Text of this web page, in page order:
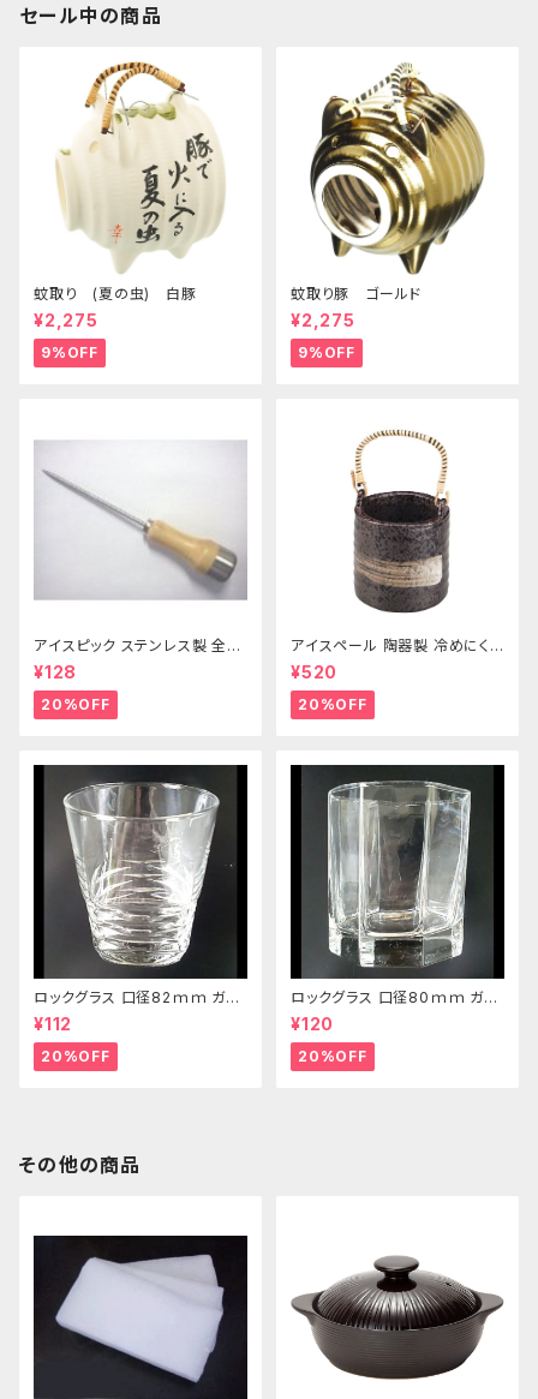
セール中の商品
蚊取り (夏の虫) 白豚
¥2,275
9%OFF
蚊取り豚 ゴールド
¥2,275
9%OFF
アイスピック ステンレス製 全長
215ｍｍ
¥128
20%OFF
アイスペール 陶器製 冷めにくい
二重構造 860ml
¥520
20%OFF
ロックグラス 口径82ｍｍ ガラ
ス製 250cc
¥112
20%OFF
ロックグラス 口径80ｍｍ ガラ
ス製 220cc
¥120
20%OFF
その他の商品